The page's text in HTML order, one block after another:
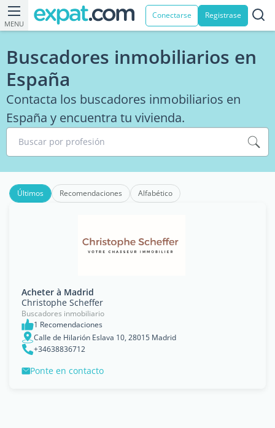
MENU
Conectarse Registrase
Buscadores inmobiliarios en
España
Contacta los buscadores inmobiliarios en
España y encuentra tu vivienda.
Buscar por profesión
Últimos Recomendaciones Alfabético
Acheter à Madrid
Christophe Scheffer
Buscadores inmobiliario
1 Recomendaciones
Calle de Hilarión Eslava 10, 28015 Madrid
+34638836712
Ponte en contacto